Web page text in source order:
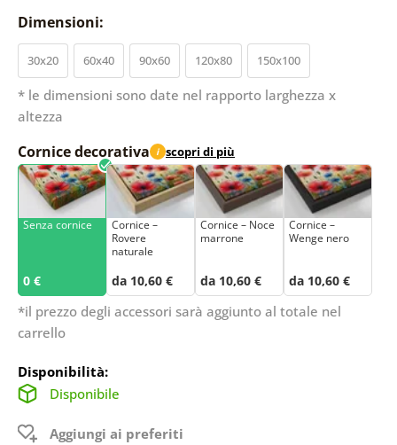
Dimensioni:
30x20 60x40 90x60 120x80 150x100
* le dimensioni sono date nel rapporto larghezza x
altezza
Cornice decorativa i scopri di più
Senza cornice
0 €
Cornice –
Rovere
naturale
da 10,60 €
Cornice – Noce
marrone
da 10,60 €
Cornice –
Wenge nero
da 10,60 €
*il prezzo degli accessori sarà aggiunto al totale nel
carrello
Disponibilità:
Disponibile
Aggiungi ai preferiti